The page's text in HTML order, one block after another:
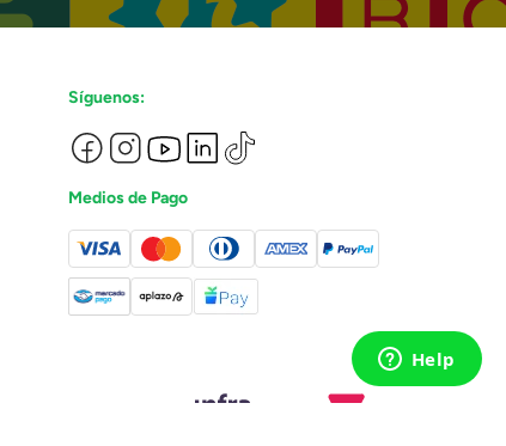
Síguenos:
Medios de Pago